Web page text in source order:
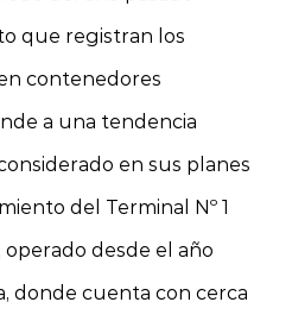
que registran los
contenedores
a una tendencia
en sus planes
del Terminal Nº 1
desde el año
donde cuenta con cerca